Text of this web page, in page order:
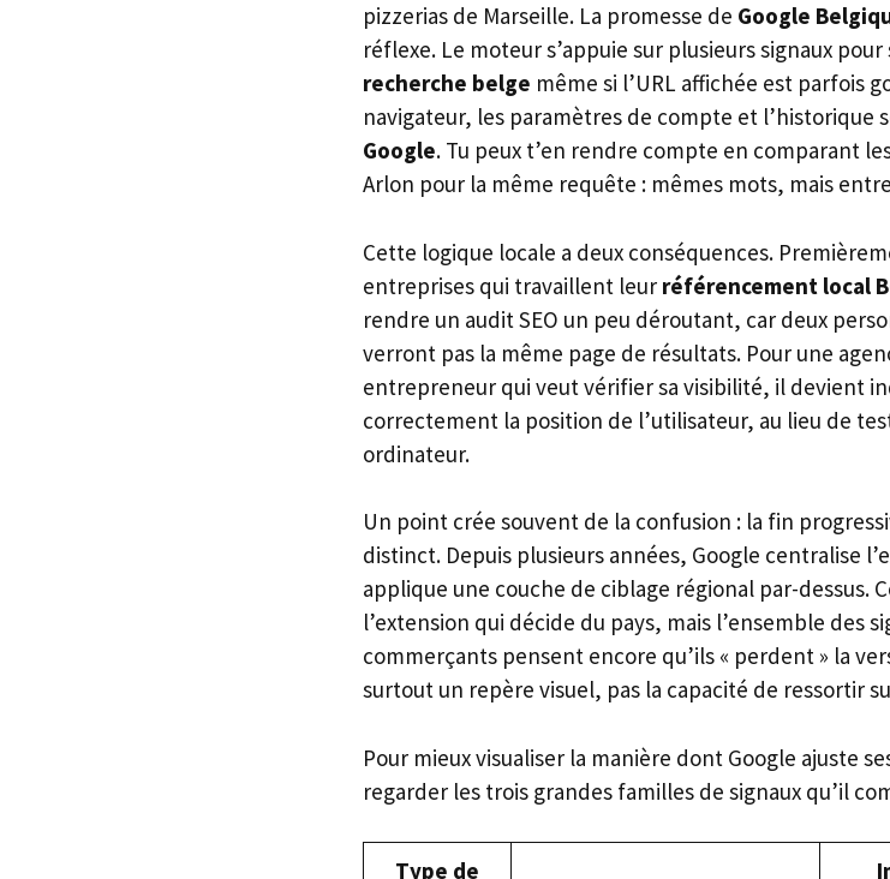
pizzerias de Marseille. La promesse de Google
réflexe. Le moteur s’appuie sur plusieurs signaux
recherche belge même si l’URL affichée est parfois
navigateur, les paramètres de compte et l’historique
Google. Tu peux t’en rendre compte en comparant
Arlon pour la même requête : mêmes mots, mais
Cette logique locale a deux conséquences.
entreprises qui travaillent leur référencement local
rendre un audit SEO un peu déroutant, car deux
verront pas la même page de résultats. Pour une
entrepreneur qui veut vérifier sa visibilité, il devient
correctement la position de l’utilisateur, au lieu de
ordinateur.
Un point crée souvent de la confusion : la fin
distinct. Depuis plusieurs années, Google centralise
applique une couche de ciblage régional par-dessus.
l’extension qui décide du pays, mais l’ensemble des
commerçants pensent encore qu’ils « perdent » la
surtout un repère visuel, pas la capacité de ressortir
Pour mieux visualiser la manière dont Google ajuste
regarder les trois grandes familles de signaux qu’il
Type de